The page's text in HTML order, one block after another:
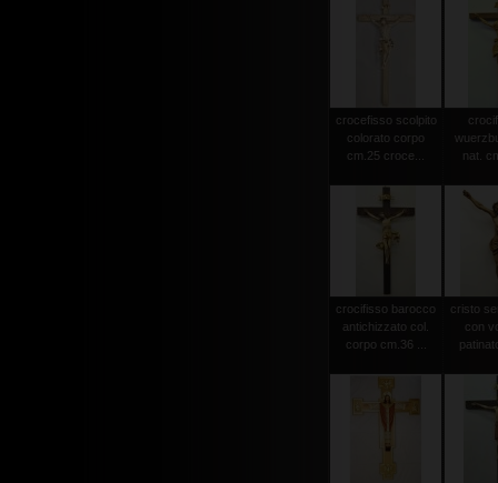
crocefisso scolpito
colorato corpo
cm.25 croce...
nat.
crocifisso barocco
antichizzato col.
corpo cm.36 ...
cristo
con